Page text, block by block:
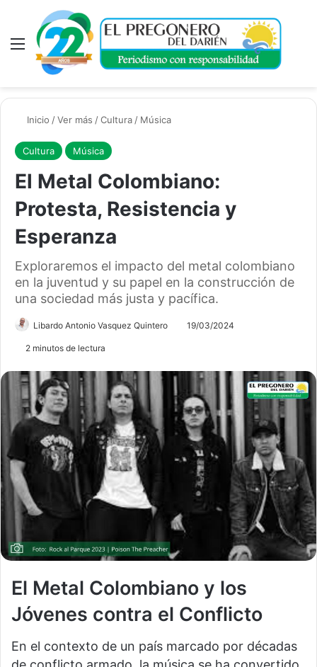
Menú
Inicio /Ver más /Cultura / Música
Cultura Música
El Metal Colombiano:
Protesta, Resistencia y
Esperanza
Exploraremos el impacto del metal colombiano
en la juventud y su papel en la construcción de
una sociedad más justa y pacífica.
Libardo Antonio Vasquez Quintero 19/03/2024
2 minutos de lectura
El Metal Colombiano y los
Jóvenes contra el Conflicto
En el contexto de un país marcado por décadas